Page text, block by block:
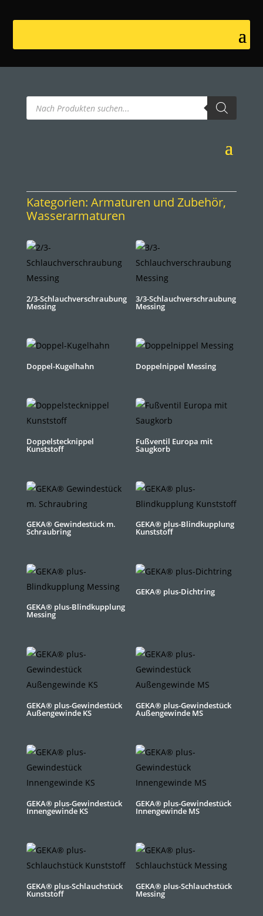
Products
search
Kategorien: Armaturen und Zubehör,
Wasserarmaturen
2/3-Schlauchverschraubung
Messing
3/3-Schlauchverschraubung
Messing
Doppel-Kugelhahn Doppelnippel Messing
Doppelstecknippel
Kunststoff
Fußventil Europa mit
Saugkorb
GEKA® Gewindestück m.
Schraubring
GEKA® plus-Blindkupplung
Kunststoff
GEKA® plus-Blindkupplung
Messing
GEKA® plus-Dichtring
GEKA® plus-Gewindestück
Außengewinde KS
GEKA® plus-Gewindestück
Außengewinde MS
GEKA® plus-Gewindestück
Innengewinde KS
GEKA® plus-Gewindestück
Innengewinde MS
GEKA® plus-Schlauchstück
Kunststoff
GEKA® plus-Schlauchstück
Messing